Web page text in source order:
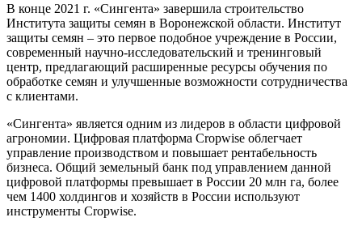
В конце 2021 г. «Сингента» завершила строительство
Института защиты семян в Воронежской области. Институт
защиты семян – это первое подобное учреждение в России,
современный научно-исследовательский и тренинговый
центр, предлагающий расширенные ресурсы обучения по
обработке семян и улучшенные возможности сотрудничества
с клиентами.
«Сингента» является одним из лидеров в области цифровой
агрономии. Цифровая платформа Cropwise облегчает
управление производством и повышает рентабельность
бизнеса. Общий земельный банк под управлением данной
цифровой платформы превышает в России 20 млн га, более
чем 1400 холдингов и хозяйств в России используют
инструменты Cropwise.